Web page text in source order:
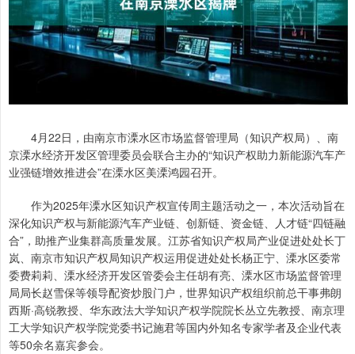
4月22日，由南京市溧水区市场监督管理局（知识产权局）、南
京溧水经济开发区管理委员会联合主办的“知识产权助力新能源汽车产
业强链增效推进会”在溧水区美溧鸿园召开。
作为2025年溧水区知识产权宣传周主题活动之一，本次活动旨在
深化知识产权与新能源汽车产业链、创新链、资金链、人才链“四链融
合”，助推产业集群高质量发展。江苏省知识产权局产业促进处处长丁
岚、南京市知识产权局知识产权运用促进处处长杨正宁、溧水区委常
委费莉莉、溧水经济开发区管委会主任胡有亮、溧水区市场监督管理
局局长赵雪保等领导配资炒股门户，世界知识产权组织前总干事弗朗
西斯·高锐教授、华东政法大学知识产权学院院长丛立先教授、南京理
工大学知识产权学院党委书记施君等国内外知名专家学者及企业代表
等50余名嘉宾参会。